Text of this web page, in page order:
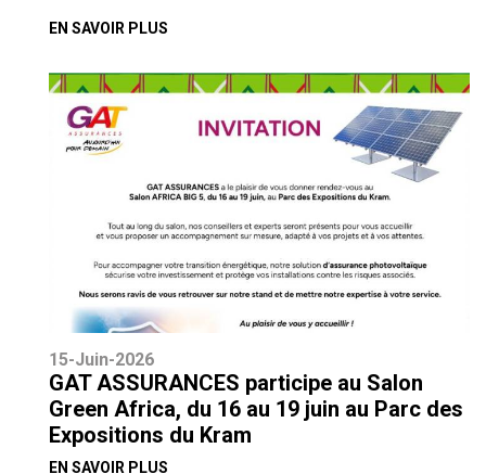
EN SAVOIR PLUS
15-Juin-2026
GAT ASSURANCES participe au Salon
Green Africa, du 16 au 19 juin au Parc des
Expositions du Kram
EN SAVOIR PLUS